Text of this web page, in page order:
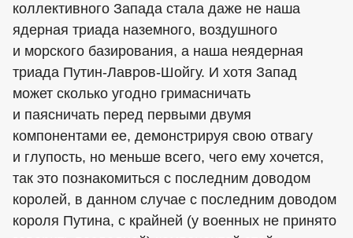
коллективного Запада стала даже не наша
ядерная триада наземного, воздушного
и морского базирования, а наша неядерная
триада Путин-Лавров-Шойгу. И хотя Запад
может сколько угодно гримасничать
и паясничать перед первыми двумя
компонентами ее, демонстрируя свою отвагу
и глупость, но меньше всего, чего ему хочется,
так это познакомиться с последним доводом
королей, в данном случае с последним доводом
короля Путина, с крайней (у военных не принято